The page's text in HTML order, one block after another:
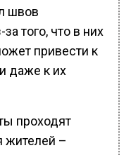
швов
того, что в них
привести к
даже к их
проходят
жителей –